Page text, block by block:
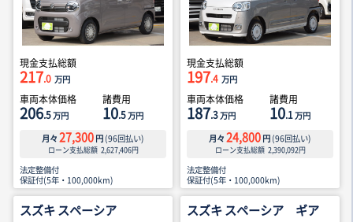
現金支払総額
217.0 万円
車両本体価格
206.5万円
諸費用
10.5万円
月々 27,300 円 (96回払い)
ローン支払総額 2,627,406円
法定整備付
保証付(5年・100,000km)
現金支払総額
197.4 万円
車両本体価格
187.3万円
諸費用
10.1万円
月々 24,800 円 (96回払い)
ローン支払総額 2,390,092円
法定整備付
保証付(5年・100,000km)
スズキ スペーシア スズキ スペーシア ギア